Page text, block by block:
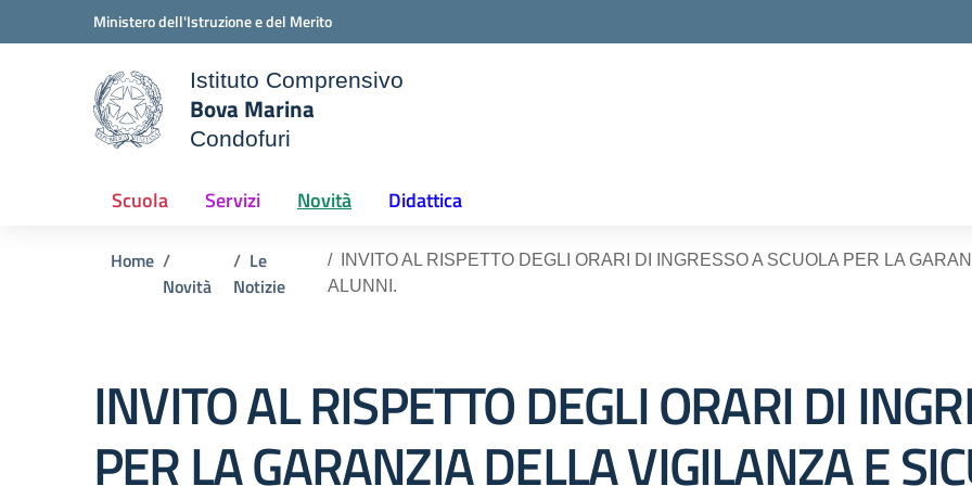
Vai ai contenuti
Vai al menu di navigazioneMinistero dell'Istruzione e del Merito
della scuola
Istituto Comprensivo
Bova Marina
Condofuri
Scuola Servizi Novità Didattica
Home
Novità
Le
Notizie
INVITO AL RISPETTO DEGLI ORARI DI INGRESSO A SCUOLA PER LA
ALUNNI.
INVITO AL RISPETTO DEGLI ORARI DI
PER LA GARANZIA DELLA VIGILANZA E